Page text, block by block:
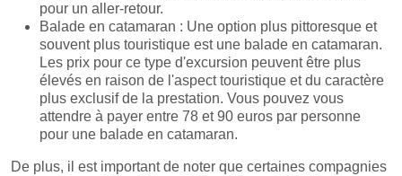
pour un aller-retour.
Balade en catamaran : Une option plus pittoresque et
souvent plus touristique est une balade en catamaran.
Les prix pour ce type d'excursion peuvent être plus
élevés en raison de l'aspect touristique et du caractère
plus exclusif de la prestation. Vous pouvez vous
attendre à payer entre 78 et 90 euros par personne
pour une balade en catamaran.
De plus, il est important de noter que certaines compagnies